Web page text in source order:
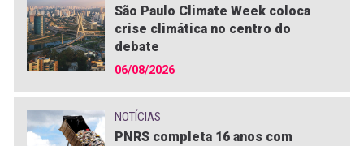
São Paulo Climate Week coloca
crise climática no centro do
debate
06/08/2026
NOTÍCIAS
PNRS completa 16 anos com